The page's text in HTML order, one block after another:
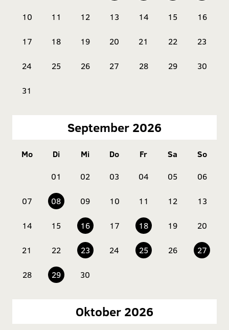
10 11 12 13 14 15 16
17 18 19 20 21 22 23
24 25 26 27 28 29 30
31
September 2026
Mo Di Mi Do Fr Sa So
01 02 03 04 05 06
07 08 09 10 11 12 13
14 15 16 17 18 19 20
21 22 23 24 25 26 27
28 29 30
Oktober 2026